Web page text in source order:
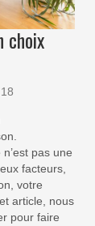
choix
18
pas une
facteurs,
votre
article, nous
pour faire